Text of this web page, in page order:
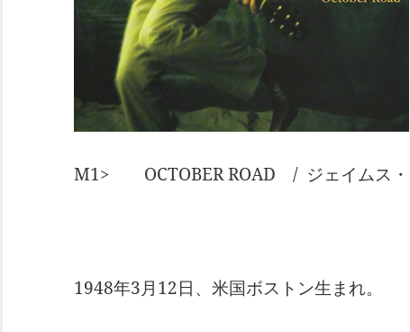
M1> OCTOBER ROAD / ジェイムス・
1948年3月12日、米国ボストン生まれ。